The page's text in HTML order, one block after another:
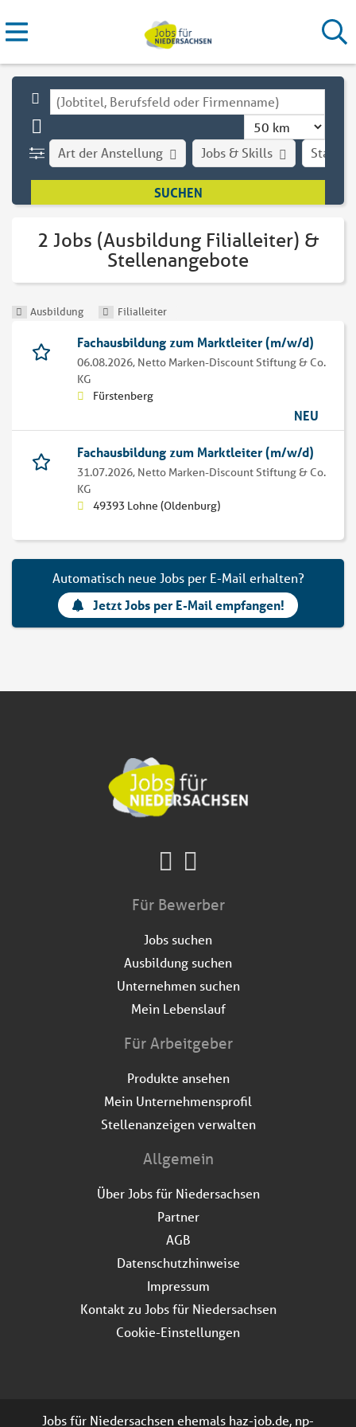
Stadt
Art der Anstellung Jobs & Skills
2 Jobs (Ausbildung Filialleiter) &
Stellenangebote
Ausbildung Filialleiter
Fachausbildung zum Marktleiter (m/w/d)
06.08.2026, Netto Marken-Discount Stiftung & Co.
KG
Fürstenberg
NEU
Fachausbildung zum Marktleiter (m/w/d)
31.07.2026, Netto Marken-Discount Stiftung & Co.
KG
49393 Lohne (Oldenburg)
Automatisch neue Jobs per E-Mail erhalten?
Jetzt Jobs per E-Mail empfangen!
Für Bewerber
Jobs suchen
Ausbildung suchen
Unternehmen suchen
Mein Lebenslauf
Für Arbeitgeber
Produkte ansehen
Mein Unternehmensprofil
Stellenanzeigen verwalten
Allgemein
Über Jobs für Niedersachsen
Partner
AGB
Datenschutzhinweise
Impressum
Kontakt zu Jobs für Niedersachsen
Cookie-Einstellungen
Jobs für Niedersachsen ehemals haz-job.de, np-